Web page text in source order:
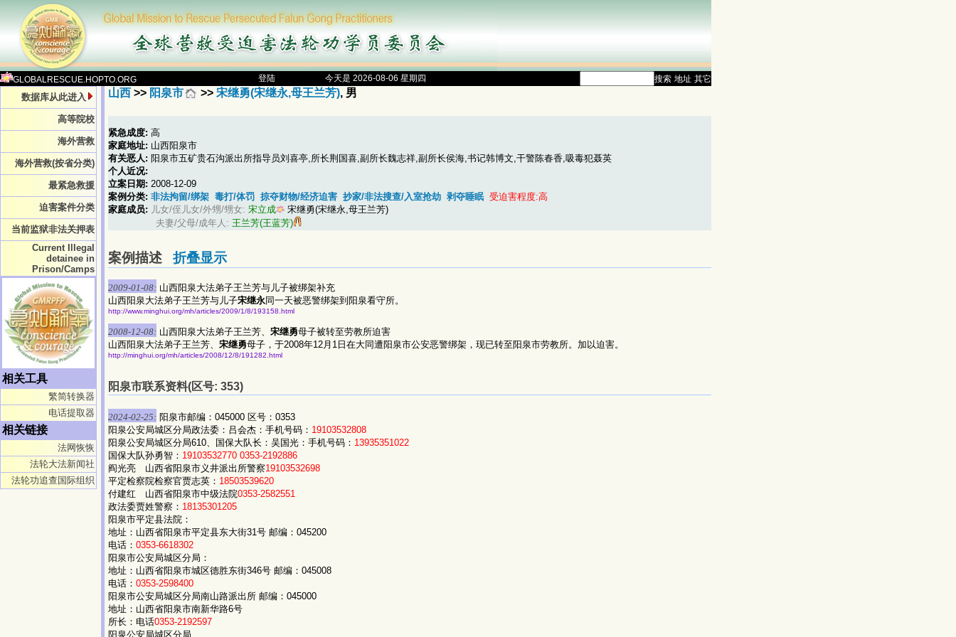
GLOBALRESCUE.HOPTO.ORG 登陆 今天是 2026-08-06 星期四 搜索 地址 其它
数据库从此进入
高等院校
海外营救
海外营救(按省分类)
最紧急救援
迫害案件分类
当前监狱非法关押表
Current Illegal
detainee in
Prison/Camps
相关工具
繁简转换器
电话提取器
相关链接
法网恢恢
法轮大法新闻社
法轮功追查国际组织
山西 >> 阳泉市 >> 宋继勇(宋继永,母王兰芳), 男
紧急成度: 高
家庭地址: 山西阳泉市
有关恶人: 阳泉市五矿贵石沟派出所指导员刘喜亭,所长荆国喜,副所长魏志祥,副所长侯海,书记韩博文,干警陈春香,吸毒犯聂英
个人近况:
立案日期: 2008-12-09
案例分类: 非法拘留/绑架 毒打/体罚 掠夺财物/经济迫害 抄家/非法搜查/入室抢劫 剥夺睡眠 受迫害程度:高
家庭成员: 儿女/侄儿女/外甥/甥女: 宋立成
宋继勇(宋继永,母王兰芳)
夫妻/父母/成年人: 王兰芳(王蓝芳)
案例描述 折叠显示
2009-01-08: 山西阳泉大法弟子王兰芳与儿子被绑架补充
山西阳泉大法弟子王兰芳与儿子宋继永同一天被恶警绑架到阳泉看守所。
http://www.minghui.org/mh/articles/2009/1/8/193158.html
2008-12-08: 山西阳泉大法弟子王兰芳、 宋继勇母子被转至劳教所迫害
山西阳泉大法弟子王兰芳、 宋继勇母子，于2008年12月1日在大同遭阳泉市公安恶警绑架，现已转至阳泉市劳教所。加以迫害。
http://minghui.org/mh/articles/2008/12/8/191282.html
阳泉市联系资料(区号: 353)
2024-02-25: 阳泉市邮编：045000 区号：0353
阳泉公安局城区分局政法委：吕会杰：手机号码： 19103532808
阳泉公安局城区分局610、国保大队长：吴国光：手机号码： 13935351022
国保大队孙勇智： 19103532770 0353-2192886
阎光亮 山西省阳泉市义井派出所警察19103532698
平定检察院检察官贾志英： 18503539620
付建红 山西省阳泉市中级法院0353-2582551
政法委贾姓警察： 18135301205
阳泉市平定县法院：
地址：山西省阳泉市平定县东大街31号 邮编：045200
电话： 0353-6618302
阳泉市公安局城区分局：
地址：山西省阳泉市城区德胜东街346号 邮编：045008
电话： 0353-2598400
阳泉市公安局城区分局南山路派出所 邮编：045000
地址：山西省阳泉市南新华路6号
所长：电话0353-2192597
阳泉公安局城区分局